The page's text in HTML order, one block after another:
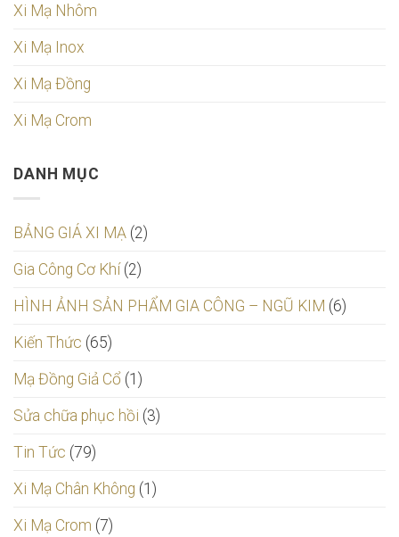
Xi Mạ Nhôm
Xi Mạ Inox
Xi Mạ Đồng
Xi Mạ Crom
DANH MỤC
BẢNG GIÁ XI MẠ (2)
Gia Công Cơ Khí (2)
HÌNH ẢNH SẢN PHẨM GIA CÔNG – NGŨ KIM (6)
Kiến Thức (65)
Mạ Đồng Giả Cổ (1)
Sửa chữa phục hồi (3)
Tin Tức (79)
Xi Mạ Chân Không (1)
Xi Mạ Crom (7)